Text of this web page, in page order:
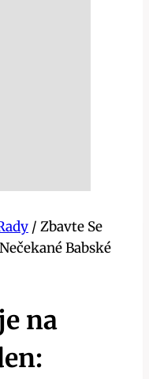
/ Zbavte Se
Babské
na